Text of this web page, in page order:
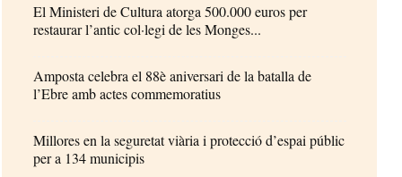
El Ministeri de Cultura atorga 500.000 euros per
restaurar l’antic col·legi de les Monges...
Amposta celebra el 88è aniversari de la batalla de
l’Ebre amb actes commemoratius
Millores en la seguretat viària i protecció d’espai públic
per a 134 municipis